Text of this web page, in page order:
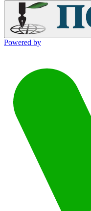
Powered by